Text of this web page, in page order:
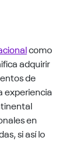
como
adquirir
de
experiencia
en
si así lo